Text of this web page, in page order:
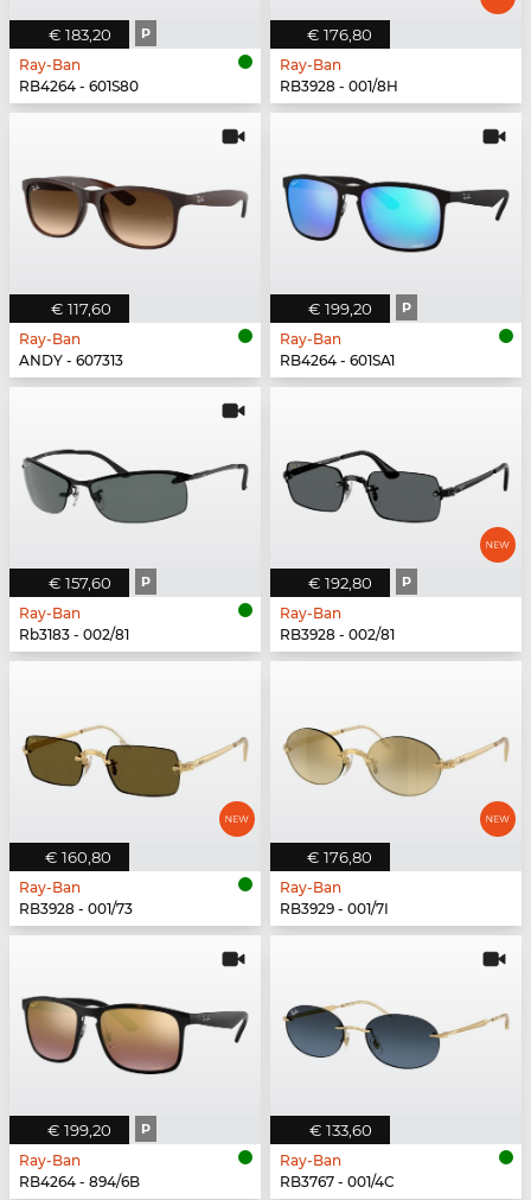
€ 183,20 P
Ray-Ban
RB4264 - 601S80
€ 176,80
Ray-Ban
RB3928 - 001/8H
€ 117,60
Ray-Ban
ANDY - 607313
€ 199,20 P
Ray-Ban
RB4264 - 601SA1
€ 157,60 P
Ray-Ban
Rb3183 - 002/81
€ 192,80 P
Ray-Ban
RB3928 - 002/81
€ 160,80
Ray-Ban
RB3928 - 001/73
€ 176,80
Ray-Ban
RB3929 - 001/7I
€ 199,20 P
Ray-Ban
RB4264 - 894/6B
€ 133,60
Ray-Ban
RB3767 - 001/4C